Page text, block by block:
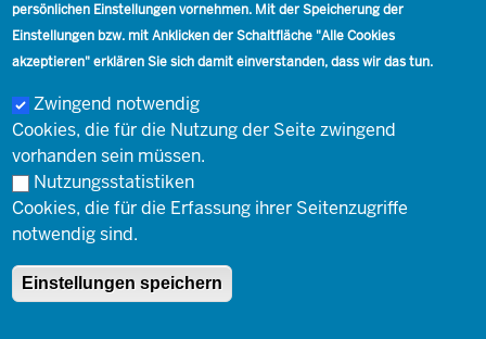
Footer
Kontakt
Kontakt Presse Karriere
Social
Footer
Impressum
© Landesbetrieb Information und Technik Nordrhein-Westfalen
(IT.NRW)
Impressum Datenschutz
persönlichen Einstellungen vornehmen. Mit der Speicherung der
Einstellungen bzw. mit Anklicken der Schaltfläche "Alle Cookies
akzeptieren" erklären Sie sich damit einverstanden, dass wir das tun.
Zwingend notwendig
Cookies, die für die Nutzung der Seite zwingend
vorhanden sein müssen.
Nutzungsstatistiken
Cookies, die für die Erfassung ihrer Seitenzugriffe
notwendig sind.
Einstellungen speichern